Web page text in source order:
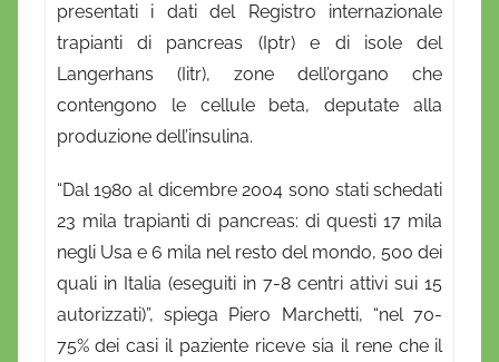
presentati i dati del Registro internazionale
trapianti di pancreas (Iptr) e di isole del
Langerhans (Iitr), zone dell’organo che
contengono le cellule beta, deputate alla
produzione dell’insulina.
“Dal 1980 al dicembre 2004 sono stati schedati
23 mila trapianti di pancreas: di questi 17 mila
negli Usa e 6 mila nel resto del mondo, 500 dei
quali in Italia (eseguiti in 7-8 centri attivi sui 15
autorizzati)”, spiega Piero Marchetti, “nel 70-
75% dei casi il paziente riceve sia il rene che il